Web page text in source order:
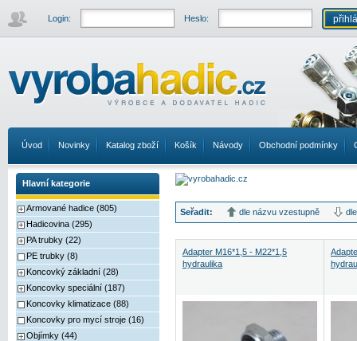
Login: Heslo:
Úvod Novinky Katalog zboží Košík Návody Obchodní podmínky
Hlavní kategorie
Armované hadice (805)
Hadicovina (295)
PA trubky (22)
PE trubky (8)
Koncovký základní (28)
Koncovky speciální (187)
Koncovky klimatizace (88)
Koncovky pro mycí stroje (16)
Objímky (44)
Seřadit: dle názvu vzestupně
Adapter M16*1,5 - M22*1,5
hydraulika